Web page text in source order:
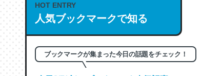
これは良記事。32768トークンだと英語小説100ペー
の伏線」は回収されないけど、短期記憶というには
HOT ENTRY
人気ブックマークで知る
ブックマークが集まった今日の話題をチェック！